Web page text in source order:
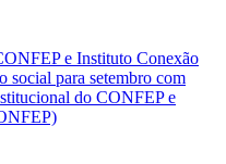
e Instituto Conexão
social para setembro com
do CONFEP e